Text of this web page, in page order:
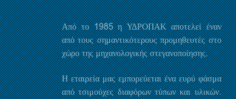
Από το 1985 η ΥΔΡΟΠΑΚ αποτελεί έναν
από τους σημαντικότερους προμηθευτές στο
χώρο της μηχανολογικής στεγανοποίησης.
Η εταιρεία μας εμπορεύεται ένα ευρύ φάσμα
από τσιμούχες διαφόρων τύπων και υλικών.